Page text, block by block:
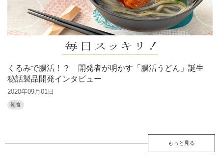
くるみで腸活！？ 開発者が明かす「腸活うどん」誕生
秘話製品開発インタビュー
2020年09月01日
朝食
もっと見る